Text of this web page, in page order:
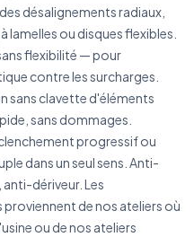
désalignements radiaux,
lamelles ou disques flexibles.
flexibilité — pour
contre les surcharges.
sans clavette d'éléments
sans dommages.
progressif ou
dans un seul sens. Anti-
dériveur. Les
de nos ateliers où
ou de nos ateliers
votre besoin
J'accepte que mes données soient
de confidentialité
Envoyer ma
Vos données sont